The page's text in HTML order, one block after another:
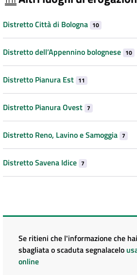
Distretto Città di Bologna 10
Distretto dell’Appennino bolognese 10
Distretto Pianura Est 11
Distretto Pianura Ovest 7
Distretto Reno, Lavino e Samoggia 7
Distretto Savena Idice 7
Se ritieni che l'informazione che
sbagliata o scaduta segnalacelo
online